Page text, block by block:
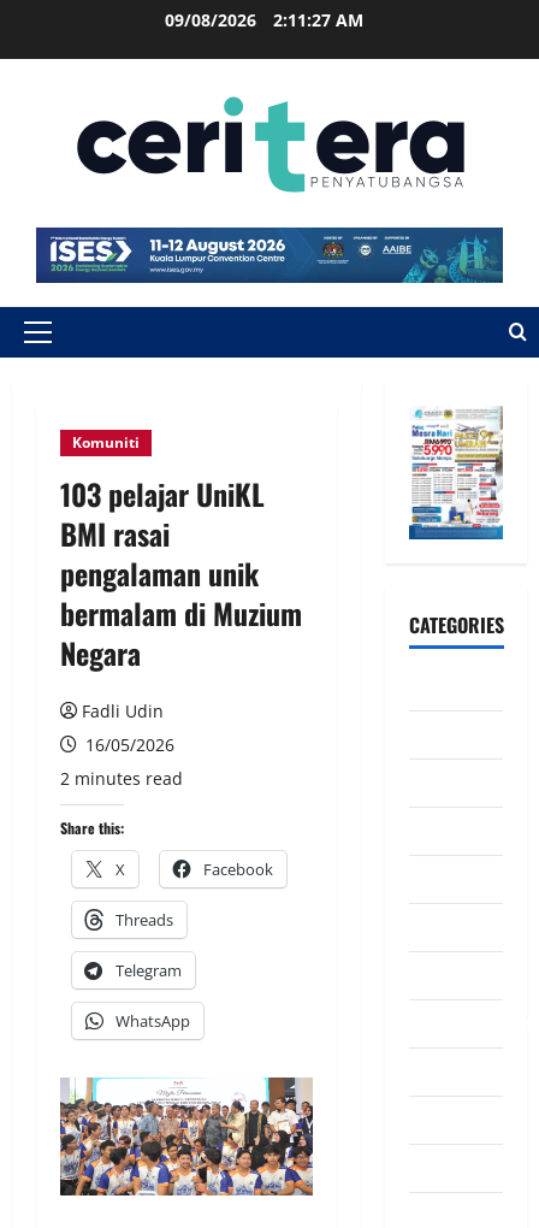
09/08/2026 2:11:28 AM
Komuniti
103 pelajar UniKL
BMI rasai
pengalaman unik
bermalam di Muzium
Negara
Fadli Udin
16/05/2026
2 minutes read
Share this:
X Facebook
Threads
Telegram
WhatsApp
CATEGORIES